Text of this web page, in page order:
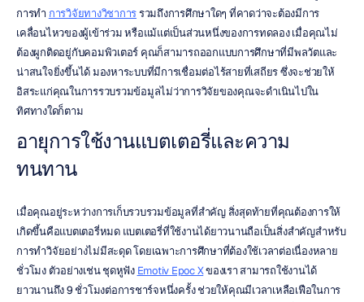
การทำ การวิจัยทางวิชาการ รวมถึงการศึกษาใดๆ ที่คาดว่าจะต้องมีการ
เคลื่อนไหวของผู้เข้าร่วม หรือแม้แต่เป็นส่วนหนึ่งของการทดลอง เมื่อคุณไม่
ต้องผูกติดอยู่กับคอมพิวเตอร์ คุณก็สามารถออกแบบการศึกษาที่มีพลวัตและ
น่าสนใจยิ่งขึ้นได้ มองหาระบบที่มีการเชื่อมต่อไร้สายที่เสถียร ซึ่งจะช่วยให้
อิสระแก่คุณในการรวบรวมข้อมูลไม่ว่าการวิจัยของคุณจะดำเนินไปใน
ทิศทางใดก็ตาม
อายุการใช้งานแบตเตอรี่และความ
ทนทาน
เมื่อคุณอยู่ระหว่างการเก็บรวบรวมข้อมูลที่สำคัญ สิ่งสุดท้ายที่คุณต้องการให้
เกิดขึ้นคือแบตเตอรี่หมด แบตเตอรี่ที่ใช้งานได้ยาวนานถือเป็นสิ่งสำคัญสำหรับ
การทำวิจัยอย่างไม่มีสะดุด โดยเฉพาะการศึกษาที่ต้องใช้เวลาต่อเนื่องหลาย
ชั่วโมง ตัวอย่างเช่น ชุดหูฟัง Emotiv Epoc X ของเรา สามารถใช้งานได้
ยาวนานถึง 9 ชั่วโมงต่อการชาร์จหนึ่งครั้ง ช่วยให้คุณมีเวลาเหลือเฟือในการ